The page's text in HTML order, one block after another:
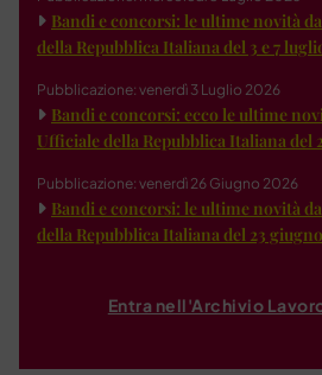
Bandi e concorsi: le ultime novità
della Repubblica Italiana del 3 e 7
Pubblicazione: venerdì 3 Luglio 2026
Bandi e concorsi: ecco le ultime
Ufficiale della Repubblica Italiana del
Pubblicazione: venerdì 26 Giugno 2026
Bandi e concorsi: le ultime novità
della Repubblica Italiana del 23
Entra nell'Archivio